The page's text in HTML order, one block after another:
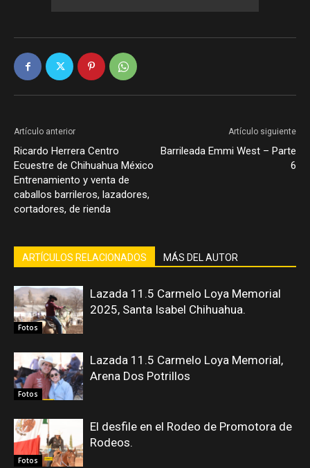
Artículo anterior
Ricardo Herrera Centro
Ecuestre de Chihuahua México
Entrenamiento y venta de
caballos barrileros, lazadores,
cortadores, de rienda
Artículo siguiente
Barrileada Emmi West – Parte
6
ARTÍCULOS RELACIONADOS MÁS DEL AUTOR
Fotos
Lazada 11.5 Carmelo Loya Memorial
2025, Santa Isabel Chihuahua.
Fotos
Lazada 11.5 Carmelo Loya Memorial,
Arena Dos Potrillos
Fotos
El desfile en el Rodeo de Promotora de
Rodeos.